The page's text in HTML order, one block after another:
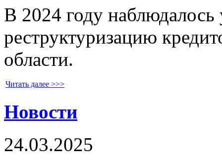
В 2024 году наблюдалось
реструктуризацию
области.
Читать далее >>>
Новости
24.03.2025